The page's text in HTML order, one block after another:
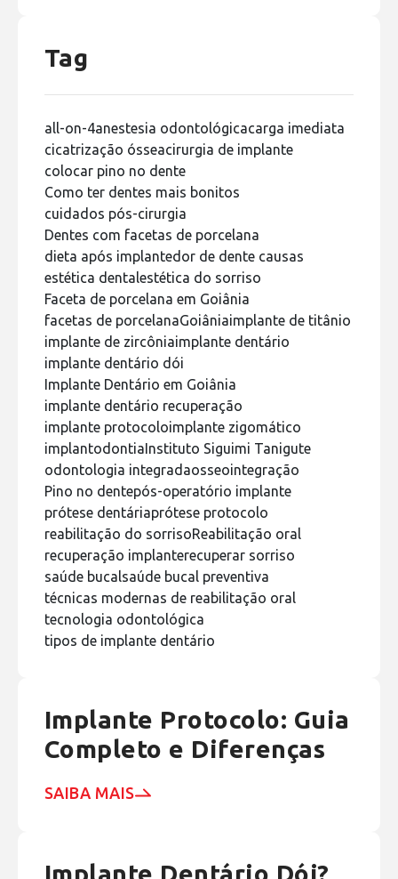
Tag
all-on-4anestesia odontológicacarga imediata
cicatrização ósseacirurgia de implante
colocar pino no dente
Como ter dentes mais bonitos
cuidados pós-cirurgia
Dentes com facetas de porcelana
dieta após implantedor de dente causas
estética dentalestética do sorriso
Faceta de porcelana em Goiânia
facetas de porcelanaGoiâniaimplante de titânio
implante de zircôniaimplante dentário
implante dentário dói
Implante Dentário em Goiânia
implante dentário recuperação
implante protocoloimplante zigomático
implantodontiaInstituto Siguimi Tanigute
odontologia integradaosseointegração
Pino no dentepós-operatório implante
prótese dentáriaprótese protocolo
reabilitação do sorrisoReabilitação oral
recuperação implanterecuperar sorriso
saúde bucalsaúde bucal preventiva
técnicas modernas de reabilitação oral
tecnologia odontológica
tipos de implante dentário
Implante Protocolo: Guia
Completo e Diferenças
SAIBA MAIS
Implante Dentário Dói?